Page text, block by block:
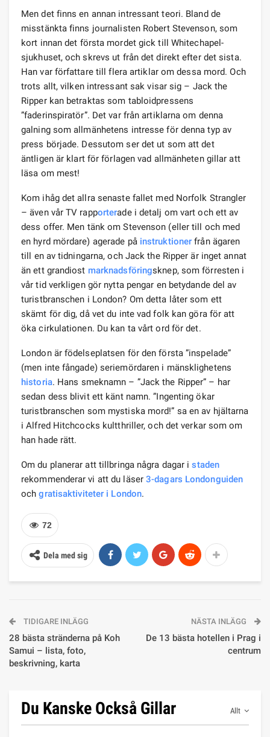
Men det finns en annan intressant teori. Bland de
misstänkta finns journalisten Robert Stevenson, som
kort innan det första mordet gick till Whitechapel-
sjukhuset, och skrevs ut från det direkt efter det sista.
Han var författare till flera artiklar om dessa mord. Och
trots allt, vilken intressant sak visar sig – Jack the
Ripper kan betraktas som tabloidpressens
”faderinspiratör”. Det var från artiklarna om denna
galning som allmänhetens intresse för denna typ av
press började. Dessutom ser det ut som att det
äntligen är klart för förlagen vad allmänheten gillar att
läsa om mest!
Kom ihåg det allra senaste fallet med Norfolk Strangler
– även vår TV rapporterade i detalj om vart och ett av
dess offer. Men tänk om Stevenson (eller till och med
en hyrd mördare) agerade på instruktioner från ägaren
till en av tidningarna, och Jack the Ripper är inget annat
än ett grandiost marknadsföringsknep, som förresten i
vår tid verkligen gör nytta pengar en betydande del av
turistbranschen i London? Om detta låter som ett
skämt för dig, då vet du inte vad folk kan göra för att
öka cirkulationen. Du kan ta vårt ord för det.
London är födelseplatsen för den första ”inspelade”
(men inte fångade) seriemördaren i mänsklighetens
historia. Hans smeknamn – ”Jack the Ripper” – har
sedan dess blivit ett känt namn. ”Ingenting ökar
turistbranschen som mystiska mord!” sa en av hjältarna
i Alfred Hitchcocks kultthriller, och det verkar som om
han hade rätt.
Om du planerar att tillbringa några dagar istaden
rekommenderar vi att du läser3-dagars Londonguiden
ochgratisaktiviteter i London.
72
Dela med sig
TIDIGARE INLÄGG
28 bästa stränderna på Koh
Samui – lista, foto,
beskrivning, karta
NÄSTA INLÄGG
De 13 bästa hotellen i Prag i
centrum
Allt
Du Kanske Också Gillar